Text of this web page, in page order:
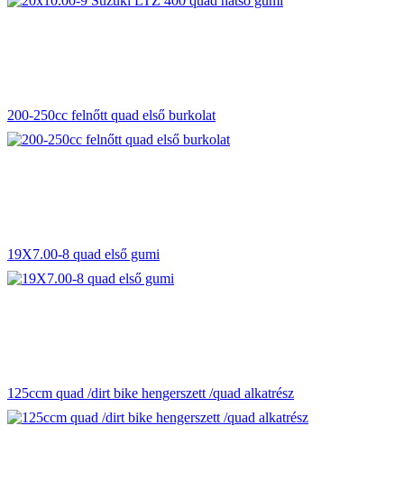
200-250cc felnőtt quad első burkolat
19X7.00-8 quad első gumi
125ccm quad /dirt bike hengerszett /quad alkatrész